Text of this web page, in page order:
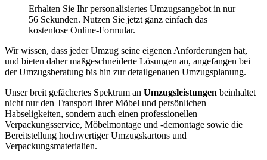
Erhalten Sie Ihr personalisiertes Umzugsangebot in nur
56 Sekunden. Nutzen Sie jetzt ganz einfach das
kostenlose Online-Formular.
Wir wissen, dass jeder Umzug seine eigenen Anforderungen hat,
und bieten daher maßgeschneiderte Lösungen an, angefangen bei
der Umzugsberatung bis hin zur detailgenauen Umzugsplanung.
Unser breit gefächertes Spektrum an Umzugsleistungen beinhaltet
nicht nur den Transport Ihrer Möbel und persönlichen
Habseligkeiten, sondern auch einen professionellen
Verpackungsservice, Möbelmontage und -demontage sowie die
Bereitstellung hochwertiger Umzugskartons und
Verpackungsmaterialien.